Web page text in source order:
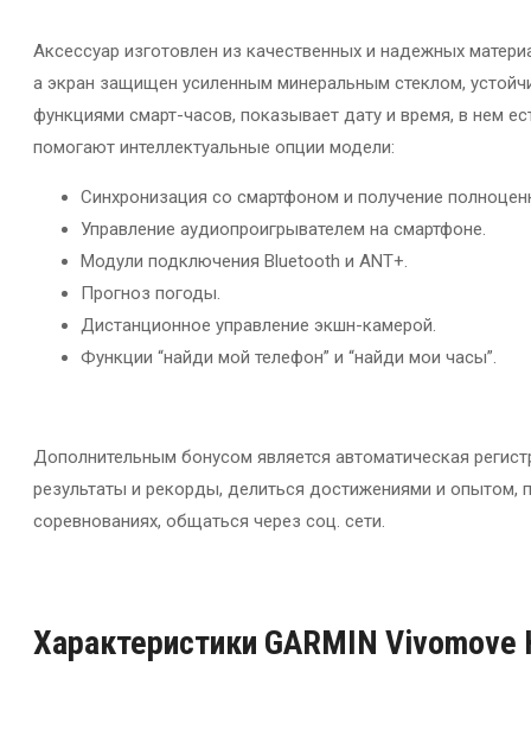
Аксессуар изготовлен из качественных и надежных
а экран защищен усиленным минеральным стеклом,
функциями смарт-часов, показывает дату и время, в нем
помогают интеллектуальные опции модели:
Синхронизация со смартфоном и получение
Управление аудиопроигрывателем на смартфоне.
Модули подключения Bluetooth и ANT+.
Прогноз погоды.
Дистанционное управление экшн-камерой.
Функции “найди мой телефон” и “найди мои часы”.
Дополнительным бонусом является автоматическая
результаты и рекорды, делиться достижениями и опытом,
соревнованиях, общаться через соц. сети.
Характеристики GARMIN Vivomove